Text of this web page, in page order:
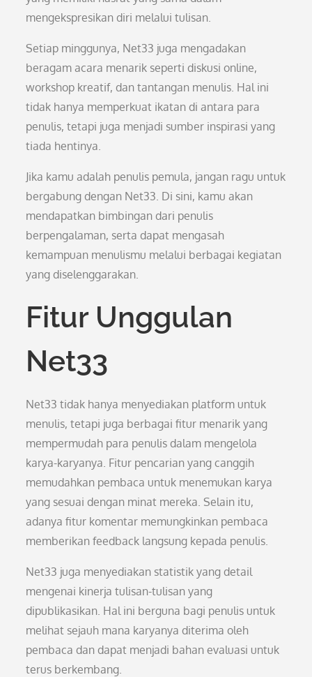
mengekspresikan diri melalui tulisan.
Setiap minggunya, Net33 juga mengadakan
beragam acara menarik seperti diskusi online,
workshop kreatif, dan tantangan menulis. Hal ini
tidak hanya memperkuat ikatan di antara para
penulis, tetapi juga menjadi sumber inspirasi yang
tiada hentinya.
Jika kamu adalah penulis pemula, jangan ragu untuk
bergabung dengan Net33. Di sini, kamu akan
mendapatkan bimbingan dari penulis
berpengalaman, serta dapat mengasah
kemampuan menulismu melalui berbagai kegiatan
yang diselenggarakan.
Fitur Unggulan
Net33
Net33 tidak hanya menyediakan platform untuk
menulis, tetapi juga berbagai fitur menarik yang
mempermudah para penulis dalam mengelola
karya-karyanya. Fitur pencarian yang canggih
memudahkan pembaca untuk menemukan karya
yang sesuai dengan minat mereka. Selain itu,
adanya fitur komentar memungkinkan pembaca
memberikan feedback langsung kepada penulis.
Net33 juga menyediakan statistik yang detail
mengenai kinerja tulisan-tulisan yang
dipublikasikan. Hal ini berguna bagi penulis untuk
melihat sejauh mana karyanya diterima oleh
pembaca dan dapat menjadi bahan evaluasi untuk
terus berkembang.